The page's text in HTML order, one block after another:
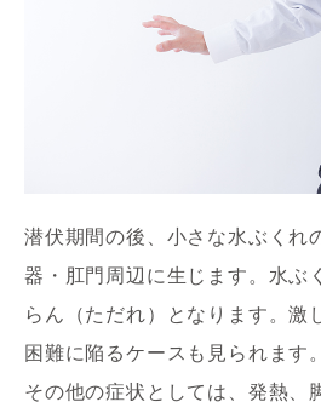
潜伏期間の後、小さな水ぶくれ
器・肛門周辺に生じます。水ぶ
らん（ただれ）となります。激
困難に陥るケースも見られます。
その他の症状としては、発熱、